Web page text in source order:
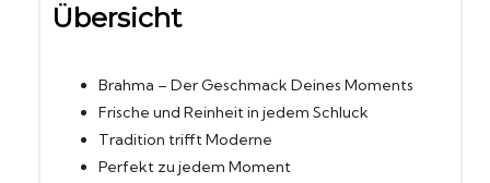
Übersicht
Brahma – Der Geschmack Deines Moments
Frische und Reinheit in jedem Schluck
Tradition trifft Moderne
Perfekt zu jedem Moment